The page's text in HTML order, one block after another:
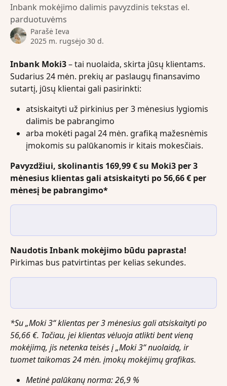
Inbank mokėjimo dalimis pavyzdinis tekstas el.
parduotuvėms
Parašė Ieva
2025 m. rugsėjo 30 d.
Inbank Moki3 – tai nuolaida, skirta jūsų klientams.
Sudarius 24 mėn. prekių ar paslaugų finansavimo
sutartį, jūsų klientai gali pasirinkti:
atsiskaityti už pirkinius per 3 mėnesius lygiomis
dalimis be pabrangimo
arba mokėti pagal 24 mėn. grafiką mažesnėmis
įmokomis su palūkanomis ir kitais mokesčiais.
Pavyzdžiui, skolinantis 169,99 € su Moki3 per 3
mėnesius klientas gali atsiskaityti po 56,66 € per
mėnesį be pabrangimo*
Naudotis Inbank mokėjimo būdu paprasta!
Pirkimas bus patvirtintas per kelias sekundes.
*Su „Moki 3“ klientas per 3 mėnesius gali atsiskaityti po
56,66 €. Tačiau, jei klientas vėluoja atlikti bent vieną
mokėjimą, jis netenka teisės į „Moki 3“ nuolaidą, ir
tuomet taikomas 24 mėn. įmokų mokėjimų grafikas.
Metinė palūkanų norma: 26,9 %